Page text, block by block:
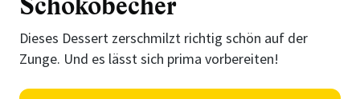
Dieses Dessert zerschmilzt richtig schön auf der
Zunge. Und es lässt sich prima vorbereiten!